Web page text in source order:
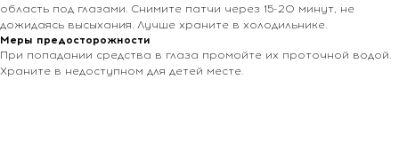
область под глазами. Снимите патчи через 15-20 минут, не
дожидаясь высыхания. Лучше храните в холодильнике.
Меры предосторожности
При попадании средства в глаза промойте их проточной водой.
Храните в недоступном для детей месте.